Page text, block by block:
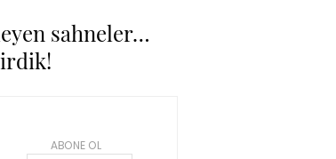
sahneler…
ABONE OL